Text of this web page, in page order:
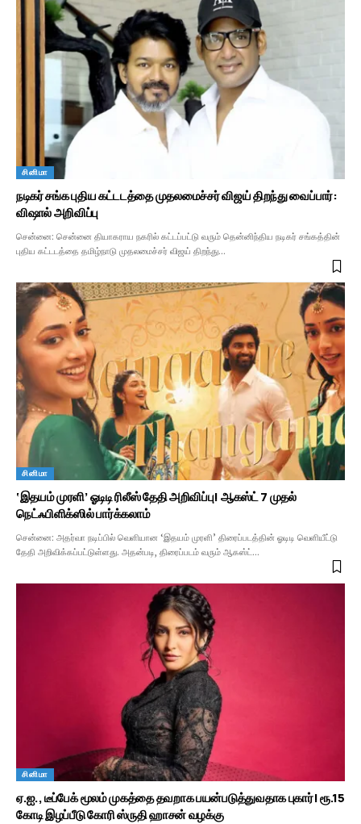
சினிமா
நடிகர் சங்க புதிய கட்டடத்தை முதலமைச்சர் விஜய் திறந்து வைப்பார்:
விஷால் அறிவிப்பு
சென்னை: சென்னை தியாகராய நகரில் கட்டப்பட்டு வரும் தென்னிந்திய நடிகர் சங்கத்தின்
புதிய கட்டடத்தை தமிழ்நாடு முதலமைச்சர் விஜய் திறந்து…
சினிமா
‘இதயம் முரளி’ ஓடிடி ரிலீஸ் தேதி அறிவிப்பு! ஆகஸ்ட் 7 முதல்
நெட்ஃபிளிக்ஸில் பார்க்கலாம்
சென்னை: அதர்வா நடிப்பில் வெளியான ‘இதயம் முரளி’ திரைப்படத்தின் ஓடிடி வெளியீட்டு
தேதி அறிவிக்கப்பட்டுள்ளது. அதன்படி, திரைப்படம் வரும் ஆகஸ்ட்…
சினிமா
ஏ.ஐ., டீப்பேக் மூலம் முகத்தை தவறாக பயன்படுத்துவதாக புகார்! ரூ.15
கோடி இழப்பீடு கோரி ஸ்ருதி ஹாசன் வழக்கு